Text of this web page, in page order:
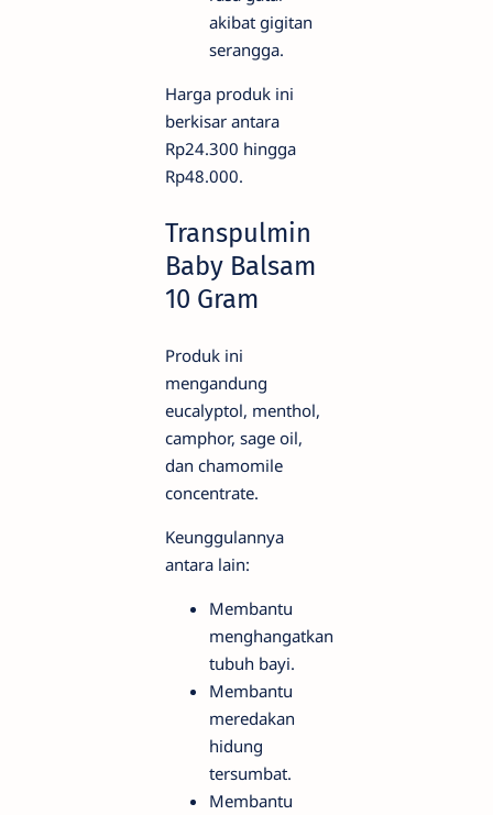
akibat gigitan
serangga.
Harga produk ini
berkisar antara
Rp24.300 hingga
Rp48.000.
Transpulmin
Baby Balsam
10 Gram
Produk ini
mengandung
eucalyptol, menthol,
camphor, sage oil,
dan chamomile
concentrate.
Keunggulannya
antara lain:
Membantu
menghangatkan
tubuh bayi.
Membantu
meredakan
hidung
tersumbat.
Membantu